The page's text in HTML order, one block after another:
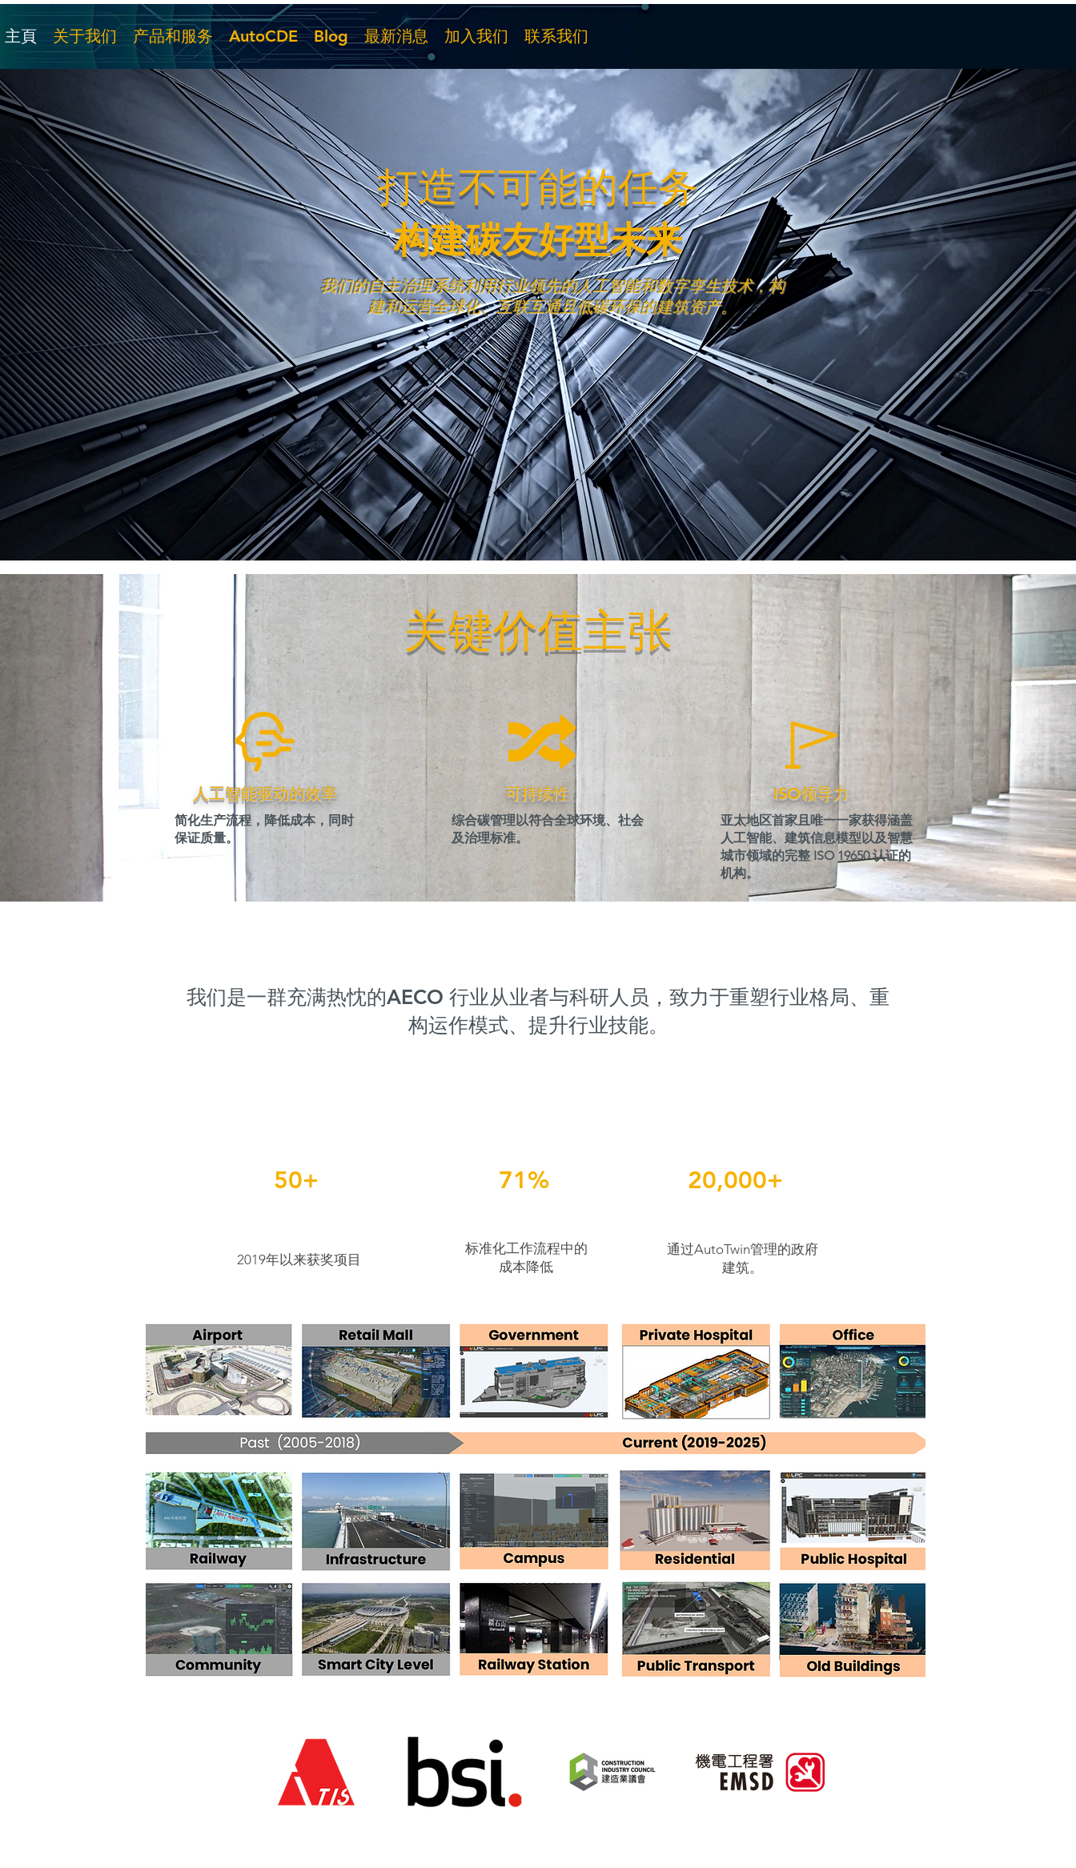
主頁 关于我们 产品和服务 AutoCDE Blog 最新消息 加入我们 联系我们
打造不可能的任务
构建碳友好型未来
我们的自主治理系统利用行业领先的人工智能和数字孪生技术，构
建和运营全球化、互联互通且低碳环保的建筑资产。
关键价值主张
人工智能驱动的效率
简化生产流程，降低成本，同时
保证质量。
可持续性
综合碳管理以符合全球环境、社会
及治理标准。
ISO领导力
亚太地区首家且唯一一家获得涵盖
人工智能、建筑信息模型以及智慧
城市领域的完整 ISO 19650 认证的
机构。
我们是一群充满热忱的AECO 行业从业者与科研人员，致力于重塑行业格局、重
构运作模式、提升行业技能。
50+
2019年以来获奖项目
71%
标准化工作流程中的
成本降低
​20,000+
通过AutoTwin管理的政府
建筑。